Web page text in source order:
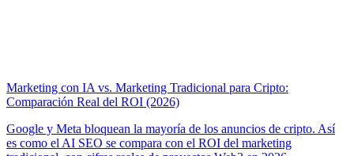
Marketing con IA vs. Marketing Tradicional para Cripto:
Comparación Real del ROI (2026)
Google y Meta bloquean la mayoría de los anuncios de cripto. Así
es como el AI SEO se compara con el ROI del marketing